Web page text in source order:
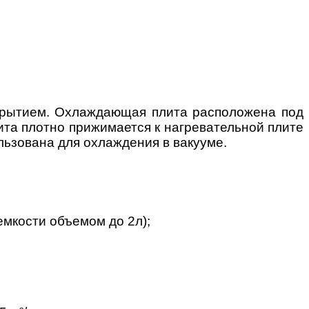
Охлаждающая плита расположена под
плотно прижимается к нагревательной плите
для охлаждения в вакууме.
объемом до 2л);